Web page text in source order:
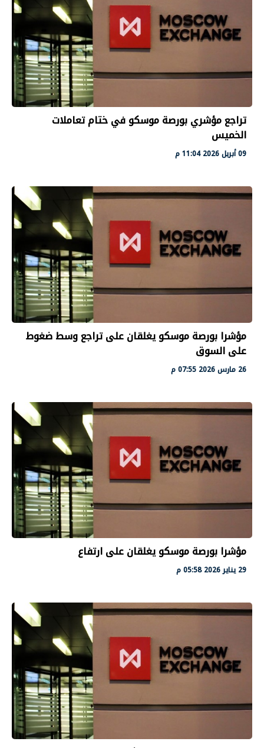
تراجع مؤشري بورصة موسكو في ختام تعاملات
الخميس
09 أبريل 2026 11:04 م
مؤشرا بورصة موسكو يغلقان على تراجع وسط ضغوط
على السوق
26 مارس 2026 07:55 م
مؤشرا بورصة موسكو يغلقان على ارتفاع
29 يناير 2026 05:58 م